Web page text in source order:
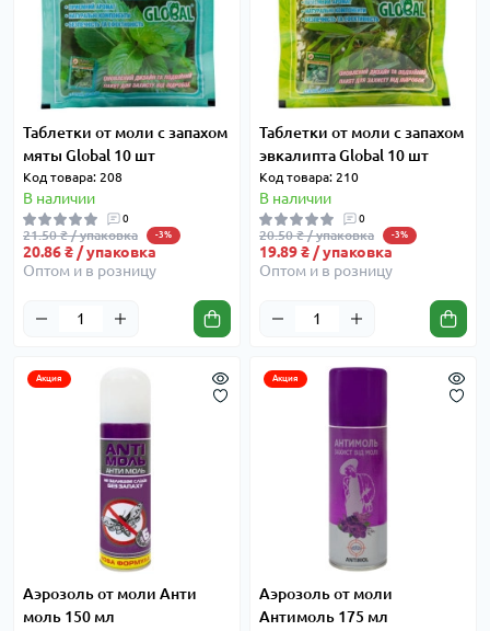
Таблетки от моли с запахом
мяты Global 10 шт
Код товара: 208
В наличии
0
21.50 ₴ / упаковка -3%
20.86 ₴ / упаковка
Оптом и в розницу
Таблетки от моли с запахом
эвкалипта Global 10 шт
Код товара: 210
В наличии
0
20.50 ₴ / упаковка -3%
19.89 ₴ / упаковка
Оптом и в розницу
Акция
Аэрозоль от моли Анти
моль 150 мл
Акция
Аэрозоль от моли
Антимоль 175 мл